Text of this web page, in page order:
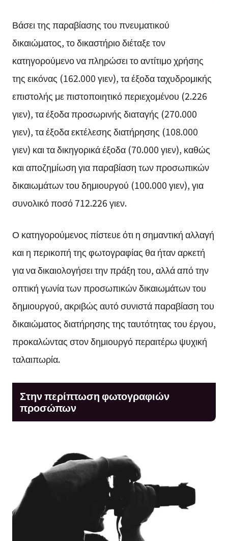
Βάσει της παραβίασης του πνευματικού
δικαιώματος, το δικαστήριο διέταξε τον
κατηγορούμενο να πληρώσει το αντίτιμο χρήσης
της εικόνας (162.000 γιεν), τα έξοδα ταχυδρομικής
επιστολής με πιστοποιητικό περιεχομένου (2.226
γιεν), τα έξοδα προσωρινής διαταγής (270.000
γιεν), τα έξοδα εκτέλεσης διατήρησης (108.000
γιεν) και τα δικηγορικά έξοδα (70.000 γιεν), καθώς
και αποζημίωση για παραβίαση των προσωπικών
δικαιωμάτων του δημιουργού (100.000 γιεν), για
συνολικό ποσό 712.226 γιεν.
Ο κατηγορούμενος πίστευε ότι η σημαντική αλλαγή
και η περικοπή της φωτογραφίας θα ήταν αρκετή
για να δικαιολογήσει την πράξη του, αλλά από την
οπτική γωνία των προσωπικών δικαιωμάτων του
δημιουργού, ακριβώς αυτό συνιστά παραβίαση του
δικαιώματος διατήρησης της ταυτότητας του έργου,
προκαλώντας στον δημιουργό περαιτέρω ψυχική
ταλαιπωρία.
Στην περίπτωση φωτογραφιών
προσώπων